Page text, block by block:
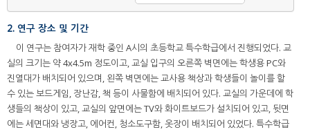
2. 연구 장소 및 기간
이 연구는 참여자가 재학 중인 A시의 초등학교 특수학급에서 진행되었다. 교
실의 크기는 약 4x4.5m 정도이고, 교실 입구의 오른쪽 벽면에는 학생용 PC와
진열대가 배치되어 있으며, 왼쪽 벽면에는 교사용 책상과 학생들이 놀이를 할
수 있는 보드게임, 장난감, 책 등이 사물함에 배치되어 있다. 교실의 가운데에 학
생들의 책상이 있고, 교실의 앞면에는 TV와 화이트보드가 설치되어 있고, 뒷면
에는 세면대와 냉장고, 에어컨, 청소도구함, 옷장이 배치되어 있었다. 특수학급